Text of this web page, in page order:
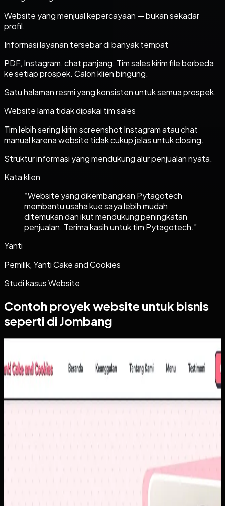
Website yang menjual kepercayaan — bukan sekadar
profil.
Informasi layanan tersebar di banyak tempat
PDF, Instagram, chat panjang. Tim sales kirim file berbeda
ke setiap prospek. Calon klien bingung.
Satu halaman resmi yang konsisten untuk semua prospek.
Website lama tidak dipakai tim sales
Tim lebih sering kirim screenshot Instagram atau chat
manual karena website tidak cukup jelas untuk closing.
Struktur informasi yang mendukung alur penjualan nyata.
Kata klien
“Website yang dikembangkan Pytagotech
membantu usaha kue saya lebih mudah
ditemukan dan ikut mendukung peningkatan
penjualan. Terima kasih untuk tim Pytagotech.”
Yanti
Pemilik, Yanti Cake and Cookies
Studi kasusWebsite
Contoh proyekwebsite untuk bisnis
seperti di Jombang
Yanti Cake & Cookies
produk. Di saat yang sama, brand membutuhkan tampilan